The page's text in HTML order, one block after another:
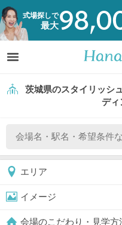
式場探しで
最大
茨城県のスタイリッシ
ディ
エリア
イメージ
会場のこだわり・見学方